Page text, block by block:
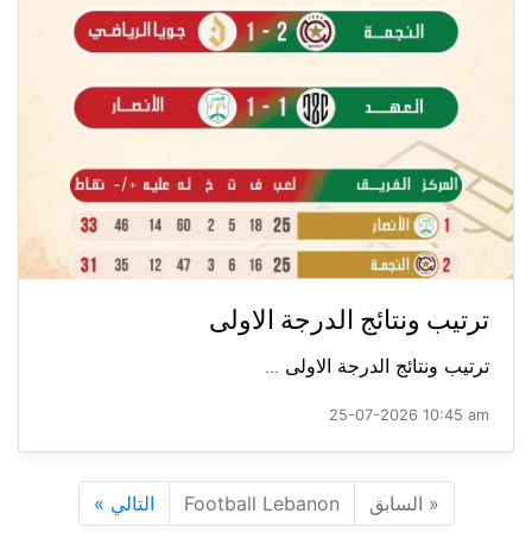
ترتيب ونتائج الدرجة الاولى
ترتيب ونتائج الدرجة الاولى ...
25-07-2026 10:45 am
« السابق Football Lebanon التالي »